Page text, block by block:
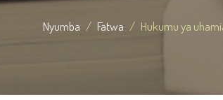
Nyumba Fatwa Hukumu ya